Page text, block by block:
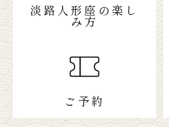
淡路人形座の楽し
み方
ご予約